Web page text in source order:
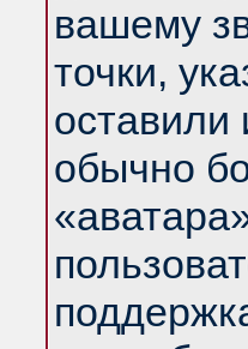
вашему
точки,
оставили
обычно